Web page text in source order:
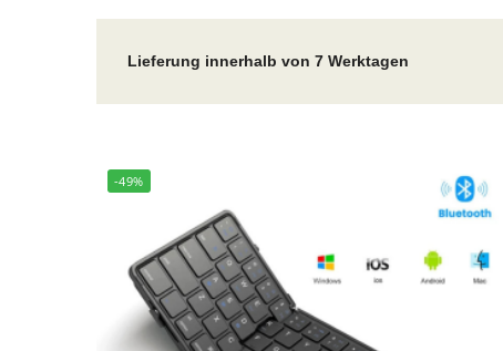
Lieferung innerhalb von 7 Werktagen
-49%